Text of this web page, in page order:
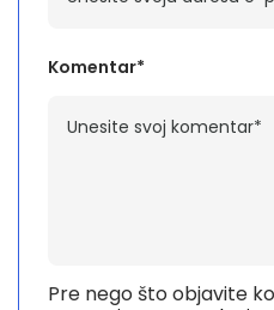
Komentar*
Pre nego što objavite